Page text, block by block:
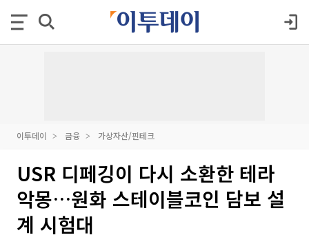
이투데이 금융 가상자산/핀테크
USR 디페깅이 다시 소환한 테라
악몽…원화 스테이블코인 담보 설
계 시험대